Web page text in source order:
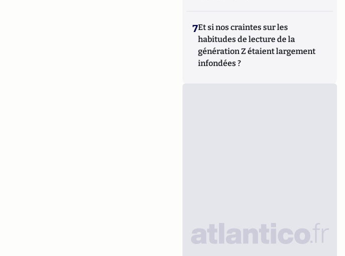
7Et si nos craintes sur les
habitudes de lecture de la
génération Z étaient largement
infondées ?